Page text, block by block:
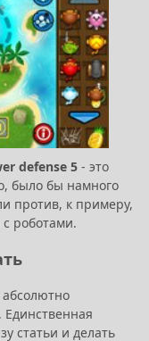
defense 5 - это
было бы намного
против, к примеру,
роботами.
Единственная
статьи и делать